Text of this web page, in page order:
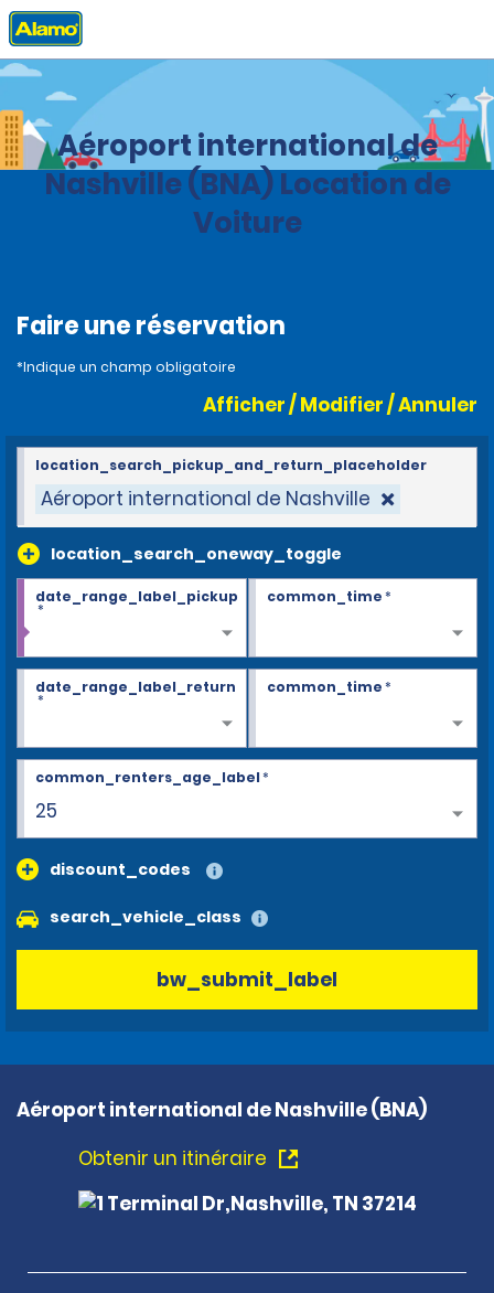
Accueil Agences Tennessee
Aéroport international de
Nashville (BNA) Location de
Voiture
Faire une réservation
*Indique un champ obligatoire
Afficher / Modifier / Annuler
Aéroport international de Nashville
location_search_oneway_toggle
location_search_pickup_and_return_placeholder
date_range_label_pickup
*
common_time*
date_range_label_return
*
common_time*
25
common_renters_age_label*
discount_codes
search_vehicle_class
bw_submit_label
Aéroport international de Nashville (BNA)
Obtenir un itinéraire